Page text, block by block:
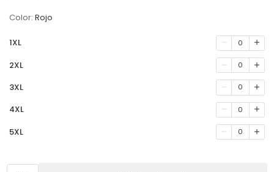
Color: Rojo
1XL 0
2XL 0
3XL 0
4XL 0
5XL 0